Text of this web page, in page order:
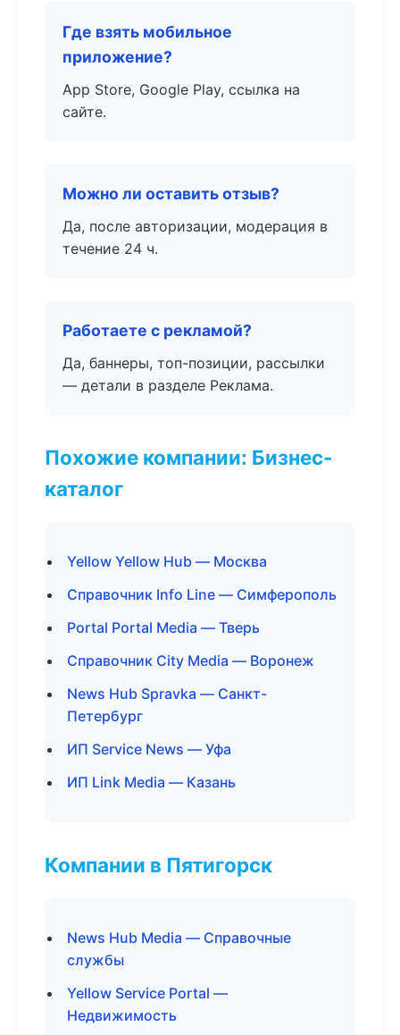
Где взять мобильное
приложение?
App Store, Google Play, ссылка на
сайте.
Можно ли оставить отзыв?
Да, после авторизации, модерация в
течение 24 ч.
Работаете с рекламой?
Да, баннеры, топ-позиции, рассылки
— детали в разделе Реклама.
Похожие компании: Бизнес-
каталог
Yellow Yellow Hub — Москва
Справочник Info Line — Симферополь
Portal Portal Media — Тверь
Справочник City Media — Воронеж
News Hub Spravka — Санкт-
Петербург
ИП Service News — Уфа
ИП Link Media — Казань
Компании в Пятигорск
News Hub Media — Справочные
службы
Yellow Service Portal —
Недвижимость